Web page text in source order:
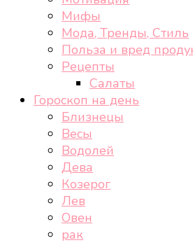
Мифы
Мода, Тренды, Стиль
Польза и вред
Рецепты
Салаты
Гороскоп на день
Близнецы
Весы
Водолей
Дева
Козерог
Лев
Овен
рак